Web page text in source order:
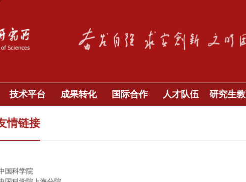
技术平台 成果转化 国际合作 人才队伍 研究生
情链接
国科学院